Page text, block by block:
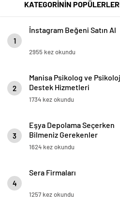
KATEGORİNİN
1
İnstagram Beğeni Satın Al
2955 kez okundu
2
Manisa Psikolog ve
Destek Hizmetleri
1734 kez okundu
3
Eşya Depolama Seçerken
Bilmeniz Gerekenler
1624 kez okundu
4
Sera Firmaları
1257 kez okundu